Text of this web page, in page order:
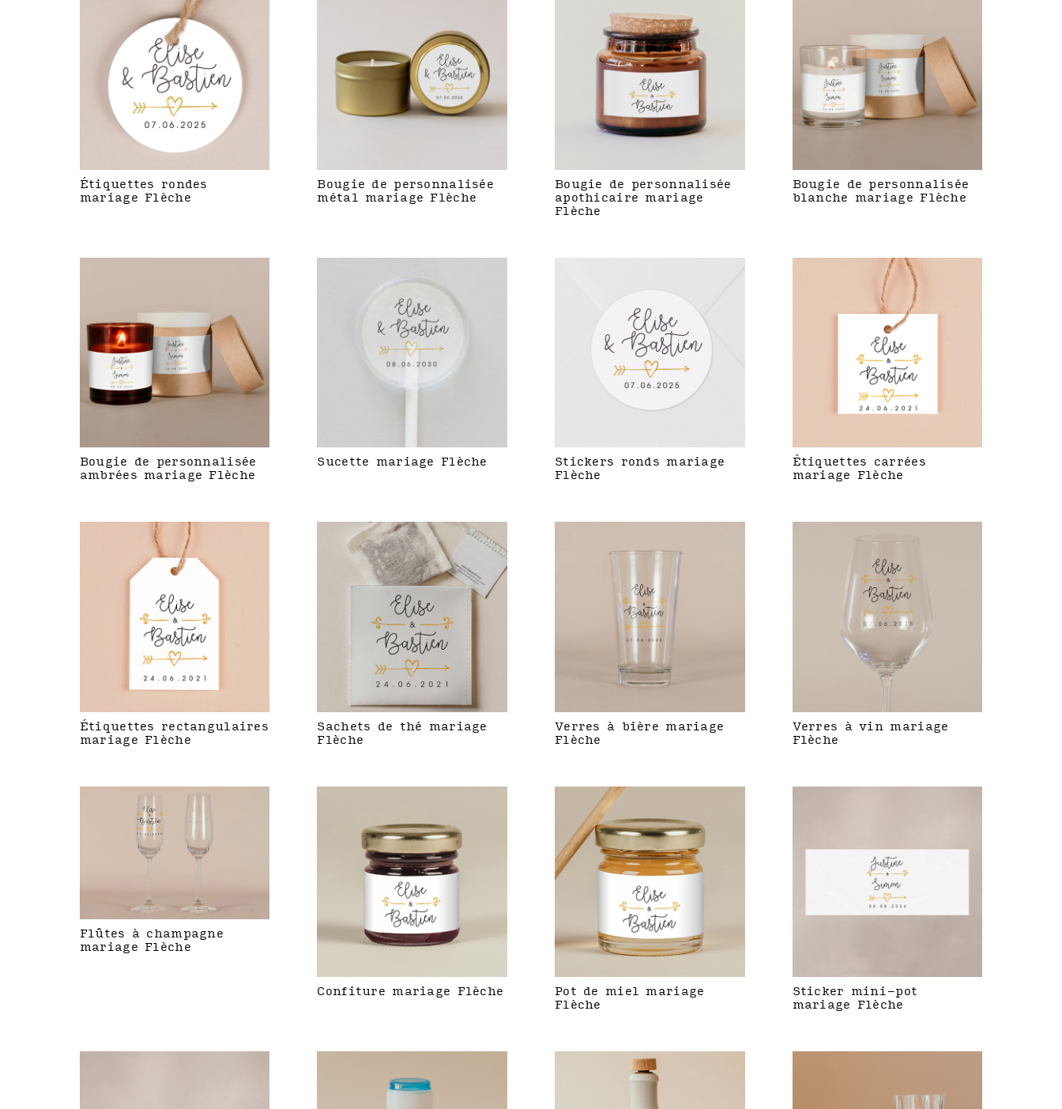
Étiquettes rondes
mariage Flèche
Bougie de personnalisée
métal mariage Flèche
Bougie de personnalisée
apothicaire mariage
Flèche
Bougie de personnalisée
blanche mariage Flèche
Bougie de personnalisée
ambrées mariage Flèche
Sucette mariage Flèche
Stickers ronds mariage
Flèche
Étiquettes carrées
mariage Flèche
Étiquettes rectangulaires
mariage Flèche
Sachets de thé mariage
Flèche
Verres à bière mariage
Flèche
Verres à vin mariage
Flèche
Flûtes à champagne
mariage Flèche
Confiture mariage Flèche
Pot de miel mariage
Flèche
Sticker mini-pot
mariage Flèche